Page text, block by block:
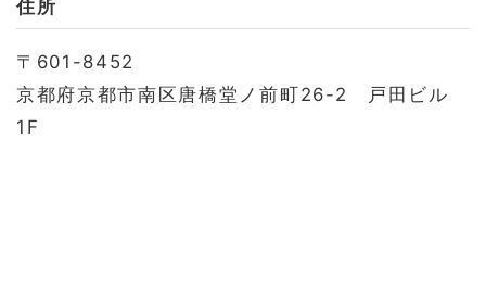
住所
〒601-8452
京都府京都市南区唐橋堂ノ前町26-2 戸田ビル
1F